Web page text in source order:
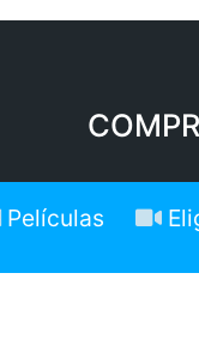
Películas